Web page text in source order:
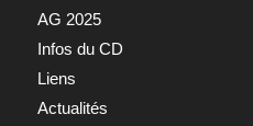
AG 2025
Infos du CD
Liens
Actualités